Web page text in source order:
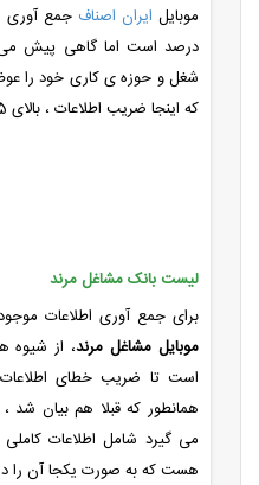
موبایل ایران اصناف
درصد است اما گاهی پیش می
شغل و حوزه ی کاری خود را
که اینجا ضریب اطلاعات ، بالای 75 درصد در نظر گرفته شده است .
لیست بانک مشاغل مرند
برای جمع آوری اطلاعات
موبایل مشاغل مرند، از شیوه
است تا ضریب خطای
همانطور که قبلا هم بیان شد
می گیرد شامل اطلاعات
هست که به صورت یکجا آن را